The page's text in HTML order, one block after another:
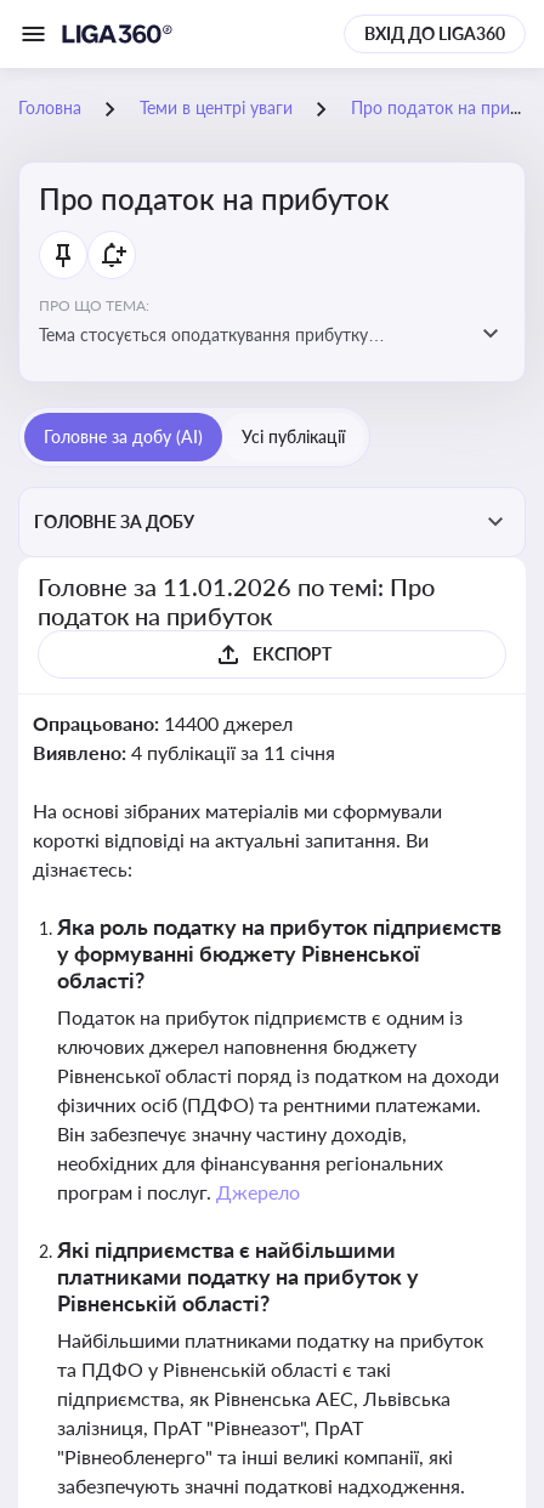
ВХІД ДО LIGA360
Головна Теми в центрі уваги Про податок на прибуток
Про податок на прибуток
ПРО ЩО ТЕМА:
Тема стосується оподаткування прибутку
звітність для бізнесу, бухгалтерів і юристів
Головне за добу (AI) Усі публікації
ГОЛОВНЕ ЗА ДОБУ
Головне за 11.01.2026 по темі: Про
податок на прибуток
ЕКСПОРТ
Опрацьовано: 14400 джерел
Виявлено: 4 публікації за 11 січня
На основі зібраних матеріалів ми сформували
короткі відповіді на актуальні запитання. Ви
дізнаєтесь:
Яка роль податку на прибуток підприємств
у формуванні бюджету Рівненської
області?
Податок на прибуток підприємств є одним із
ключових джерел наповнення бюджету
Рівненської області поряд із податком на доходи
фізичних осіб (ПДФО) та рентними платежами.
Він забезпечує значну частину доходів,
необхідних для фінансування регіональних
програм і послуг. Джерело
Які підприємства є найбільшими
платниками податку на прибуток у
Рівненській області?
Найбільшими платниками податку на прибуток
та ПДФО у Рівненській області є такі
підприємства, як Рівненська АЕС, Львівська
залізниця, ПрАТ "Рівнеазот", ПрАТ
"Рівнеобленерго" та інші великі компанії, які
забезпечують значні податкові надходження.